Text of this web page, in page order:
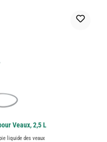
Veaux, 2,5 L
liquide des veaux